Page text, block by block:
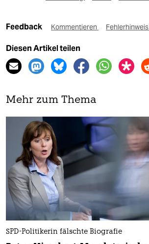
Feedback Kommentieren Fehlerhinweis
Diesen Artikel teilen
Mehr zum Thema
SPD-Politikerin fälschte Biografie